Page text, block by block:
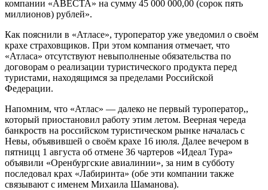
компании «АВЕСТА» на сумму 45 000 000,00 (сорок пять
миллионов) рублей».
Как пояснили в «Атласе», туроператор уже уведомил о своём
крахе страховщиков. При этом компания отмечает, что
«Атласа» отсутствуют невыполненые обязательства по
договорам о реализации туристического продукта перед
туристами, находящимся за пределами Российской
Федерации.
Напомним, что «Атлас» — далеко не первый туроператор,,
который приостановил работу этим летом. Веерная череда
банкроств на российском туристическом рынке началась с
Невы, объявившей о своём крахе 16 июля. Далее вечером в
пятницц 1 августа об отмене 36 чартеров «Идеал Тура»
объявили «Оренбургские авиалинии», за ним в субботу
последовал крах «Лабиринта» (обе эти компании также
связывают с именем Михаила Шаманова).